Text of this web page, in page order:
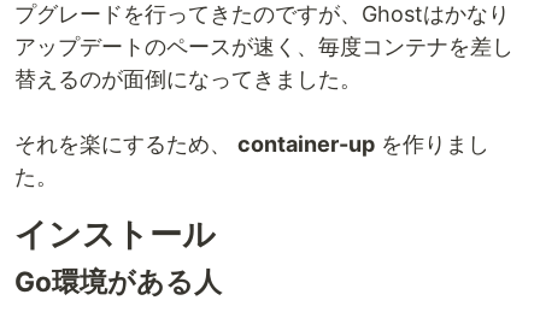
プグレードを行ってきたのですが、Ghostはかなり
アップデートのペースが速く、毎度コンテナを差し
替えるのが面倒になってきました。
それを楽にするため、 container-up を作りまし
た。
インストール
Go環境がある人